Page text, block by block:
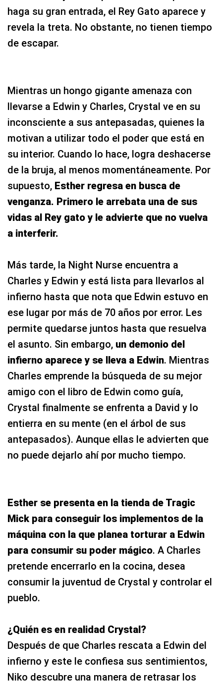
haga su gran entrada, el Rey Gato aparece y
revela la treta. No obstante, no tienen tiempo
de escapar.
Mientras un hongo gigante amenaza con
llevarse a Edwin y Charles, Crystal ve en su
inconsciente a sus antepasadas, quienes la
motivan a utilizar todo el poder que está en
su interior. Cuando lo hace, logra deshacerse
de la bruja, al menos momentáneamente. Por
supuesto, Esther regresa en busca de
venganza. Primero le arrebata una de sus
vidas al Rey gato y le advierte que no vuelva
a interferir.
Más tarde, la Night Nurse encuentra a
Charles y Edwin y está lista para llevarlos al
infierno hasta que nota que Edwin estuvo en
ese lugar por más de 70 años por error. Les
permite quedarse juntos hasta que resuelva
el asunto. Sin embargo, un demonio del
infierno aparece y se lleva a Edwin. Mientras
Charles emprende la búsqueda de su mejor
amigo con el libro de Edwin como guía,
Crystal finalmente se enfrenta a David y lo
entierra en su mente (en el árbol de sus
antepasados). Aunque ellas le advierten que
no puede dejarlo ahí por mucho tiempo.
Esther se presenta en la tienda de Tragic
Mick para conseguir los implementos de la
máquina con la que planea torturar a Edwin
para consumir su poder mágico. A Charles
pretende encerrarlo en la cocina, desea
consumir la juventud de Crystal y controlar el
pueblo.
¿Quién es en realidad Crystal?
Después de que Charles rescata a Edwin del
infierno y este le confiesa sus sentimientos,
Niko descubre una manera de retrasar los